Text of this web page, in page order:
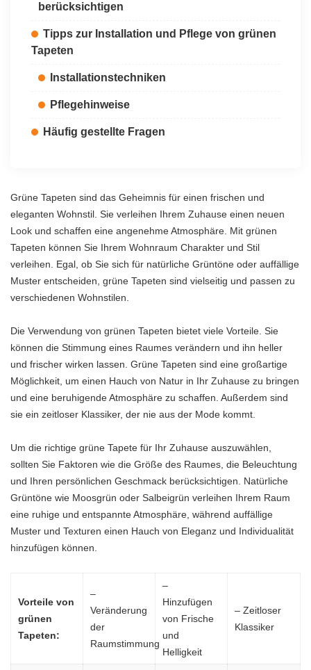
berücksichtigen
Tipps zur Installation und Pflege von grünen
Tapeten
Installationstechniken
Pflegehinweise
Häufig gestellte Fragen
Grüne Tapeten sind das Geheimnis für einen frischen und
eleganten Wohnstil. Sie verleihen Ihrem Zuhause einen neuen
Look und schaffen eine angenehme Atmosphäre. Mit grünen
Tapeten können Sie Ihrem Wohnraum Charakter und Stil
verleihen. Egal, ob Sie sich für natürliche Grüntöne oder auffällige
Muster entscheiden, grüne Tapeten sind vielseitig und passen zu
verschiedenen Wohnstilen.
Die Verwendung von grünen Tapeten bietet viele Vorteile. Sie
können die Stimmung eines Raumes verändern und ihn heller
und frischer wirken lassen. Grüne Tapeten sind eine großartige
Möglichkeit, um einen Hauch von Natur in Ihr Zuhause zu bringen
und eine beruhigende Atmosphäre zu schaffen. Außerdem sind
sie ein zeitloser Klassiker, der nie aus der Mode kommt.
Um die richtige grüne Tapete für Ihr Zuhause auszuwählen,
sollten Sie Faktoren wie die Größe des Raumes, die Beleuchtung
und Ihren persönlichen Geschmack berücksichtigen. Natürliche
Grüntöne wie Moosgrün oder Salbeigrün verleihen Ihrem Raum
eine ruhige und entspannte Atmosphäre, während auffällige
Muster und Texturen einen Hauch von Eleganz und Individualität
hinzufügen können.
Vorteile von
grünen
Tapeten:
–
Veränderung
der
Raumstimmung
–
Hinzufügen
von Frische
und
Helligkeit
– Zeitloser
Klassiker